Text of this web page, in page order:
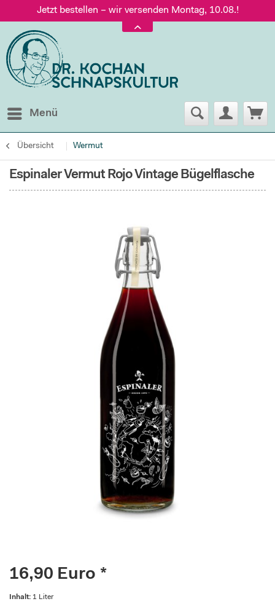
Jetzt bestellen – wir versenden Montag, 10.08.!
Versand nur 5,60 €, gratis ab 95 € Warenwert
Jetzt bestellen – wir versenden Montag, 10.08.!
Menü
Übersicht Wermut
Espinaler Vermut Rojo Vintage Bügelflasche
16,90 Euro *
Inhalt: 1 Liter